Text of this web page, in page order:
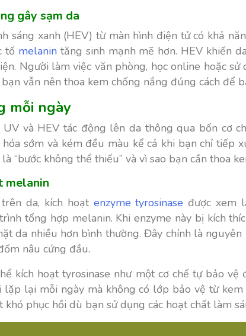
gây sạm da
sáng xanh (HEV) từ màn hình điện tử có khả
tố melanin tăng sinh mạnh mẽ hơn. HEV khiến
Người làm việc văn phòng, học online hoặc
vẫn nên thoa kem chống nắng đúng cách để
mỗi ngày
và HEV tác động lên da thông qua bốn cơ
sớm và kém đều màu kể cả khi bạn chỉ tiếp
“bước không thể thiếu” và vì sao bạn cần thoa
melanin
da, kích hoạt enzyme tyrosinase được xem
tổng hợp melanin. Khi enzyme này bị kích
da nhiều hơn bình thường. Đây chính là
nâu cứng đầu.
kích hoạt tyrosinase như một cơ chế tự bảo
lại mỗi ngày mà không có lớp bảo vệ từ
phục hồi dù bạn sử dụng các hoạt chất làm